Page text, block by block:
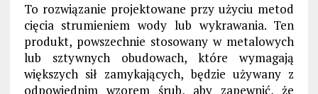
To rozwiązanie projektowane przy użyciu metod
cięcia strumieniem wody lub wykrawania. Ten
produkt, powszechnie stosowany w metalowych
lub sztywnych obudowach, które wymagają
większych sił zamykających, będzie używany z
odpowiednim wzorem śrub, aby zapewnić, że